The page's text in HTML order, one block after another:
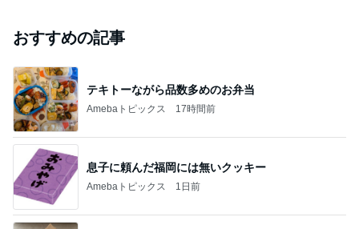
おすすめの記事
テキトーながら品数多めのお弁当
Amebaトピックス 17時間前
息子に頼んだ福岡には無いクッキー
Amebaトピックス 1日前